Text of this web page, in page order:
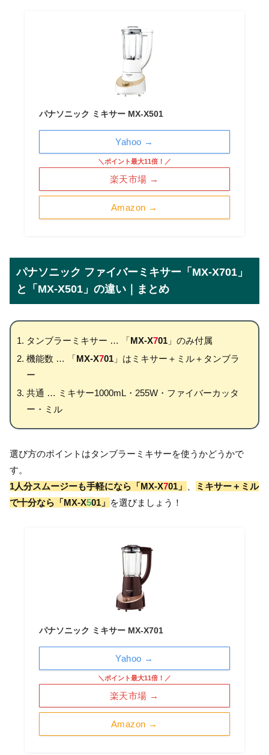
パナソニック ミキサー MX-X501
Amazon →
＼ポイント最大11倍！／
楽天市場 →
Yahoo →
パナソニック ファイバーミキサー「MX-X701」
と「MX-X501」の違い｜まとめ
タンブラーミキサー … 「MX-X701」のみ付属
機能数 … 「MX-X701」はミキサー＋ミル＋タンブラ
ー
共通 … ミキサー1000mL・255W・ファイバーカッタ
ー・ミル
選び方のポイントはタンブラーミキサーを使うかどうかで
す。
1人分スムージーも手軽になら「MX-X701」
ミキサー＋ミル
で十分なら「MX-X501」 を選びましょう！
パナソニック ミキサー MX-X701
Amazon →
＼ポイント最大11倍！／
楽天市場 →
Yahoo →